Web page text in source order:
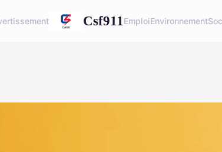
Csf911 EmploiEnvironnement